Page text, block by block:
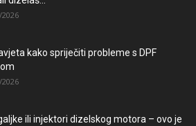
kako spriječiti probleme s DPF
ili injektori dizelskog motora – ovo je